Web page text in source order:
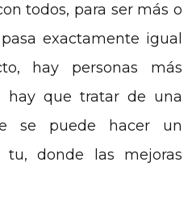
todos, para ser más o
exactamente igual
hay personas más
hay que tratar de una
se puede hacer un
donde las mejoras